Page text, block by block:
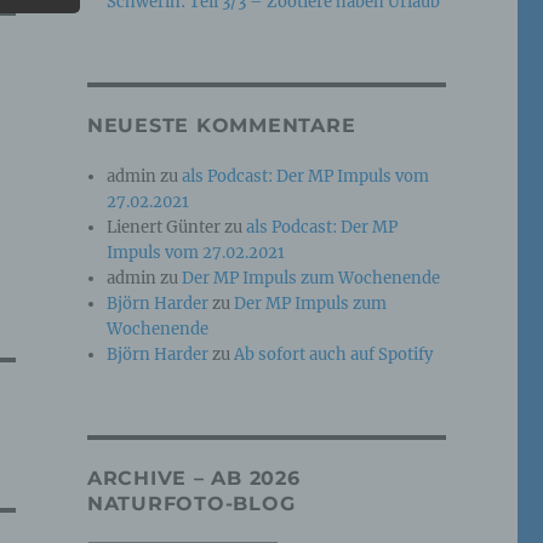
NEUESTE KOMMENTARE
admin zuals Podcast: Der MP Impuls vom
27.02.2021
Lienert Günterzuals Podcast: Der MP
Impuls vom 27.02.2021
admin zuDer MP Impuls zum Wochenende
Björn HarderzuDer MP Impuls zum
Wochenende
Björn HarderzuAb sofort auch auf Spotify
ARCHIVE – AB 2026
NATURFOTO-BLOG